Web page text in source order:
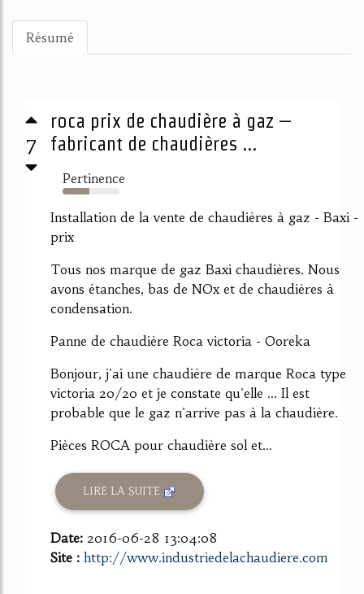
Résumé
7
roca prix de chaudière à gaz –
fabricant de chaudières ...
Pertinence
47%
Installation de la vente de chaudières à gaz - Baxi -
prix
Tous nos marque de gaz Baxi chaudières. Nous
avons étanches, bas de NOx et de chaudières à
condensation.
Panne de chaudière Roca victoria - Ooreka
Bonjour, j'ai une chaudière de marque Roca type
victoria 20/20 et je constate qu'elle ... Il est
probable que le gaz n'arrive pas à la chaudière.
Pièces ROCA pour chaudière sol et...
LIRE LA SUITE
Date: 2016-06-28 13:04:08
Site : http://www.industriedelachaudiere.com